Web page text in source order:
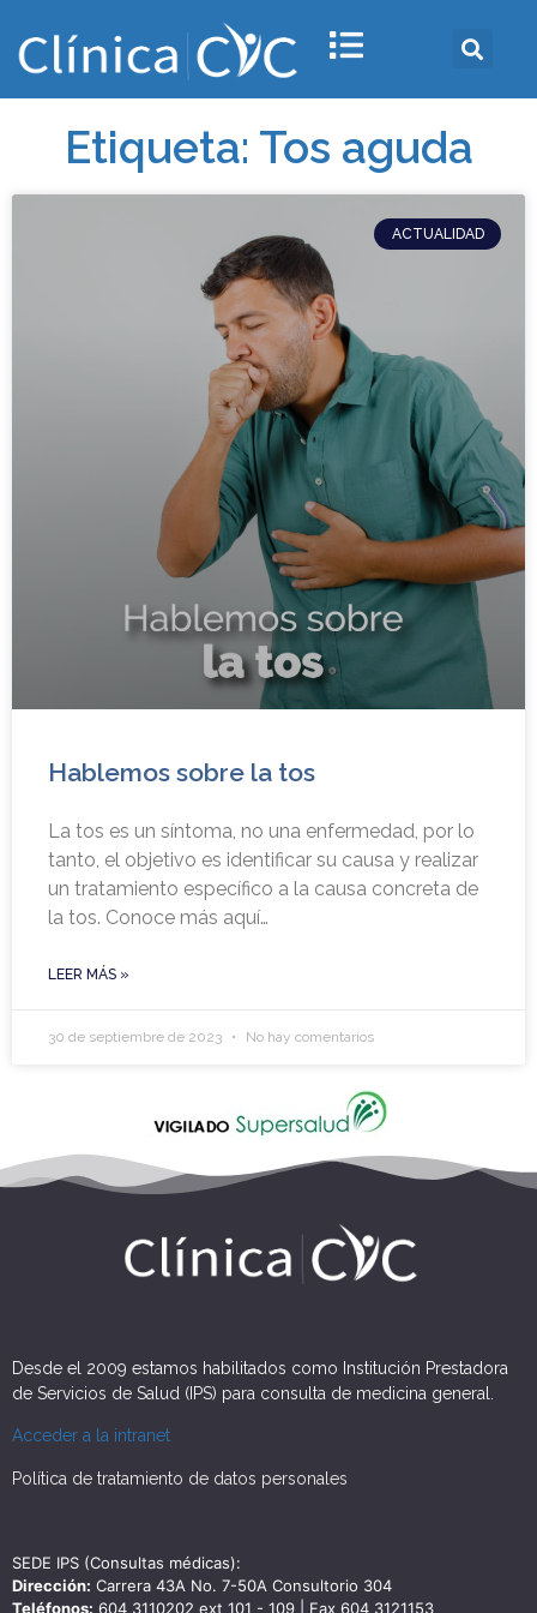
Etiqueta: Tos aguda
ACTUALIDAD
Hablemos sobre la tos
La tos es un síntoma, no una enfermedad, por lo
tanto, el objetivo es identificar su causa y realizar
un tratamiento específico a la causa concreta de
la tos. Conoce más aquí…
LEER MÁS »
30 de septiembre de 2023 No hay comentarios
Desde el 2009 estamos habilitados como Institución Prestadora
de Servicios de Salud (IPS) para consulta de medicina general.
Acceder a la intranet
Política de tratamiento de datos personales
SEDE IPS (Consultas médicas):
Dirección: Carrera 43A No. 7-50A Consultorio 304
Teléfonos: 604 3110202 ext 101 - 109 | Fax 604 3121153